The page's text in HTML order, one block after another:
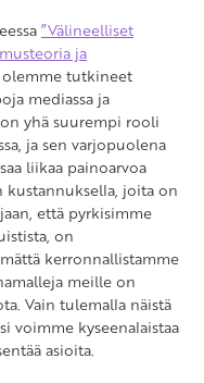
”Välineelliset
ja
olemme tutkineet
mediassa ja
yhä suurempi rooli
ja sen varjopuolena
liikaa painoarvoa
joita on
että pyrkisimme
on
kerronnallistamme
meille on
Vain tulemalla näistä
voimme kyseenalaistaa
asioita.